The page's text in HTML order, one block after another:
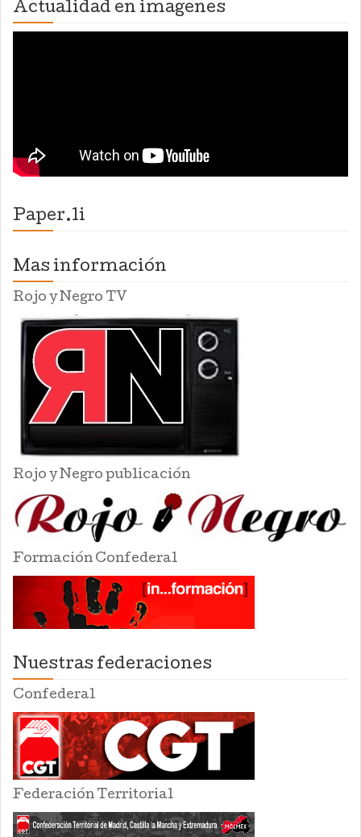
Actualidad en imagenes
Paper.li
Mas información
Rojo y Negro TV
Rojo y Negro publicación
Formación Confederal
Nuestras federaciones
Confederal
Federación Territorial